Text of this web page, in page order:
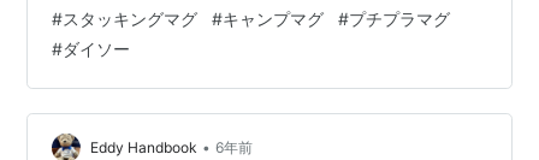
す！！ これ地味ーに、ストレスなんです…"(-""-)" 飲み物
があるうちはまだいいのですが、少なくなったり空にな
ると、風が吹くたびに倒れたり、飛ばされてしまいま
す。 これをなんとかしたい！！！ そこでアウトドアショ
ップやネットショップ、様々な商品を見ながら探しまし
#スタッキングマグ #キャンプマグ #プチプラマグ
#ダイソー
Eddy Handbook • 6年前